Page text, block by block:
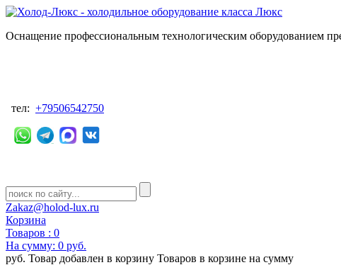
Оснащение профессиональным технологическим оборудованием
тел: +79506542750
Zakaz@holod-lux.ru
Корзина
Товаров : 0
На сумму: 0 руб.
руб. Товар добавлен в корзину Товаров в корзине на сумму